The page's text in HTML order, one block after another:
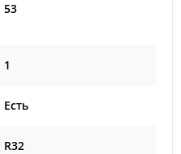
53
1
Есть
R32